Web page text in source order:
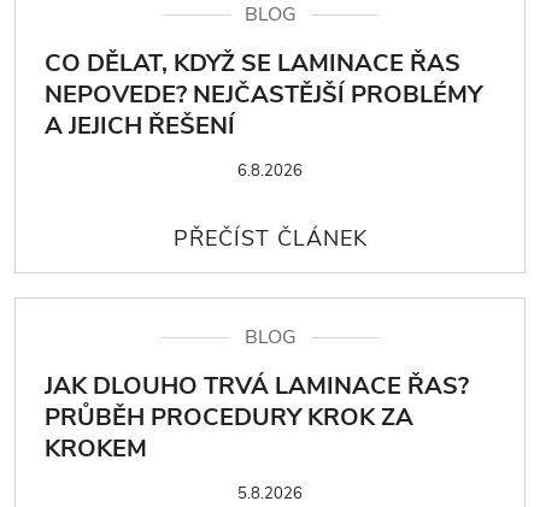
BLOG
CO DĚLAT, KDYŽ SE LAMINACE ŘAS
NEPOVEDE? NEJČASTĚJŠÍ PROBLÉMY
A JEJICH ŘEŠENÍ
6.8.2026
BLOG
JAK DLOUHO TRVÁ LAMINACE ŘAS?
PRŮBĚH PROCEDURY KROK ZA
KROKEM
5.8.2026